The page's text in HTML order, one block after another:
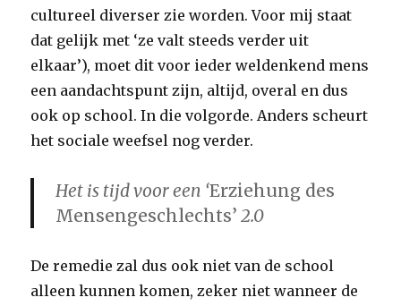
cultureel diverser zie worden. Voor mij staat
dat gelijk met ‘ze valt steeds verder uit
elkaar’), moet dit voor ieder weldenkend mens
een aandachtspunt zijn, altijd, overal en dus
ook op school. In die volgorde. Anders scheurt
het sociale weefsel nog verder.
Het is tijd voor een ‘Erziehung des
Mensengeschlechts’ 2.0
De remedie zal dus ook niet van de school
alleen kunnen komen, zeker niet wanneer de